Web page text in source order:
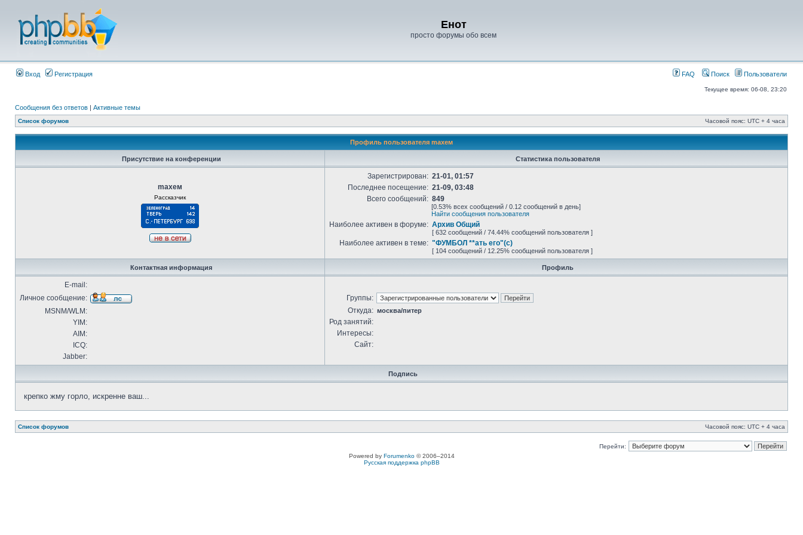
Енот
просто форумы обо всем
Вход Регистрация FAQ Поиск Пользователи
Текущее время: 06-08, 23:20
Сообщения без ответов | Активные темы
Список форумов Часовой пояс: UTC + 4 часа
Профиль пользователя maxeм
Присутствие на конференции Статистика пользователя
maxeм
Рассказчик
Зарегистрирован: 21-01, 01:57
Последнее посещение: 21-09, 03:48
Всего сообщений: 849
[0.53% всех сообщений / 0.12 сообщений в день]
Найти сообщения пользователя
Наиболее активен в форуме: Архив Общий
[ 632 сообщений / 74.44% сообщений пользователя ]
Наиболее активен в теме: "ФУМБОЛ **ать его"(с)
[ 104 сообщений / 12.25% сообщений пользователя ]
Контактная информация Профиль
E-mail:
Личное сообщение:
MSNM/WLM:
YIM:
AIM:
ICQ:
Jabber:
Группы:
Откуда: москва/питер
Род занятий:
Интересы:
Сайт:
Подпись
крепко жму горло, искренне ваш...
Список форумов Часовой пояс: UTC + 4 часа
Перейти:
Powered by Forumenko© 2006–2014
Русская поддержка phpBB